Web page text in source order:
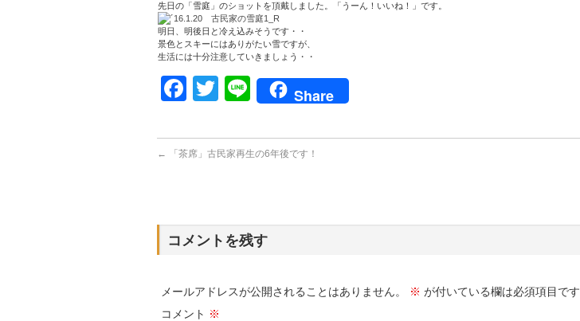
先日の「雪庭」のショットを頂戴しました。「うーん！いいね！」です。
明日、明後日と冷え込みそうです・・
景色とスキーにはありがたい雪ですが、
生活には十分注意していきましょう・・
Facebook
Twitter
LineShare
← 「茶席」古民家再生の6年後です！
コメントを残す
メールアドレスが公開されることはありません。 ※ が付いている欄は必須項目です
コメント ※